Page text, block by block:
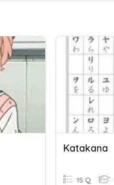
Katakana
15 Q